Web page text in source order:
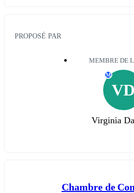
PROPOSÉ PAR
MEMBRE DE
VD
M
Virginia
Chambre de